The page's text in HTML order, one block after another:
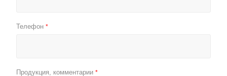
Телефон *
Продукция, комментарии *